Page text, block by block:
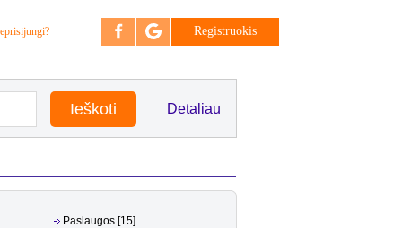
Registruokis
Detaliau
Paslaugos [15]